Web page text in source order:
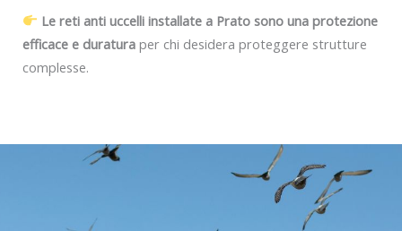
Le reti anti uccelli installate a Prato sono una protezione
efficace e duratura per chi desidera proteggere strutture
complesse.